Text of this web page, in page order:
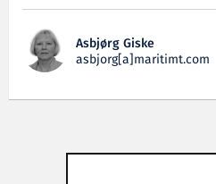
Asbjørg Giske
asbjorg[a]maritimt.com